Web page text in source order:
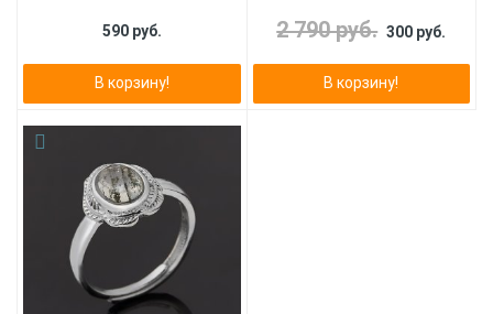
590 руб.
В корзину!
2 790 руб. 300 руб.
В корзину!